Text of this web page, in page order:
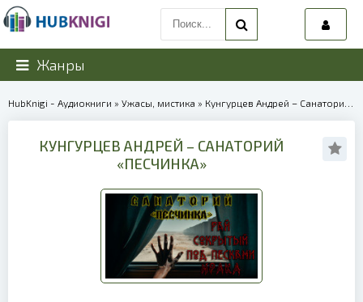
Жанры
HubKnigi - Аудиокниги » Ужасы, мистика » Кунгурцев Андрей – Санаторий «Песчинка» | 38711
КУНГУРЦЕВ АНДРЕЙ – САНАТОРИЙ
«ПЕСЧИНКА»